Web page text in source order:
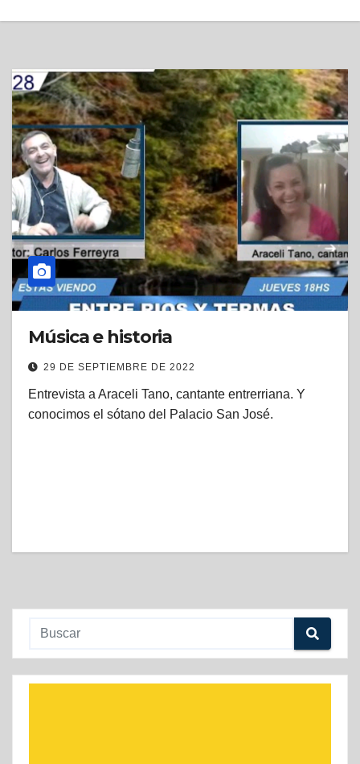
Música e historia
29 DE SEPTIEMBRE DE 2022
Entrevista a Araceli Tano, cantante entrerriana. Y
conocimos el sótano del Palacio San José.